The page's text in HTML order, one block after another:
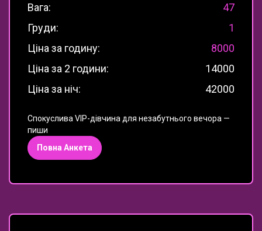
Вага:
47
Груди:
1
Ціна за годину:
8000
Ціна за 2 години:
14000
Ціна за ніч:
42000
Спокуслива VIP-дівчина для незабутнього вечора —
пиши
Повна Анкета